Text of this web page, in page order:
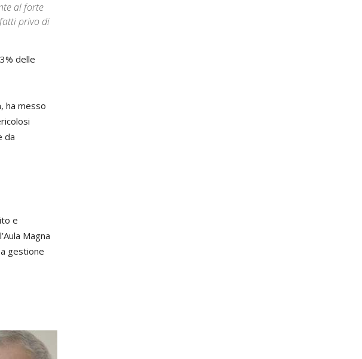
al forte
privo di
delle
ha messo
da
e
Magna
gestione